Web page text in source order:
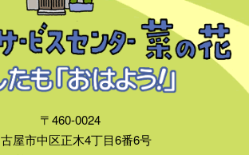
〒460-0024
屋市中区正木4丁目6番6号